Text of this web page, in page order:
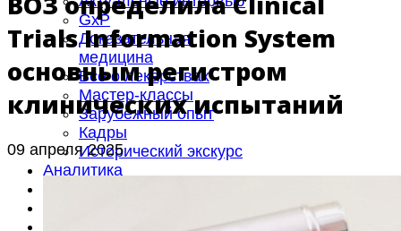
GxP
Доказательная
медицина
Все о лекарствах
Мастер-классы
Зарубежный опыт
Кадры
Исторический экскурс
Аналитика
Trials Information System
основным регистром
клинических испытаний
09 апреля 2025